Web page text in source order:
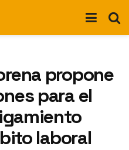
propone
para el
laboral